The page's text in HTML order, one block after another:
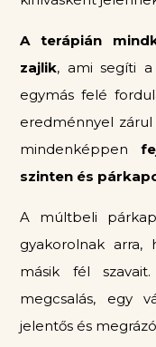
A terápián
zajlik, ami segíti
egymás felé
eredménnyel
mindenképpen
szinten és
A múltbeli
gyakorolnak arra,
másik fél
megcsalás, egy
jelentős és